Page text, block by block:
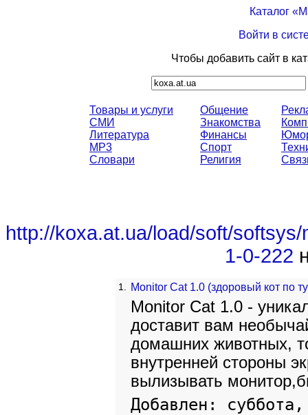
Каталог
Войти в
Чтобы добавить сайт в
Товары и услуги
СМИ
Литература
MP3
Словари
Общение
Знакомства
Финансы
Спорт
Религия
http://koxa.at.ua/load/soft/
1-0-222
1. Monitor Cat 1.0 (здоровый кот по
Monitor Cat 1.0 -
доставит вам
домашних животных,
внутренней стороны
вылизывать
Добавлен: